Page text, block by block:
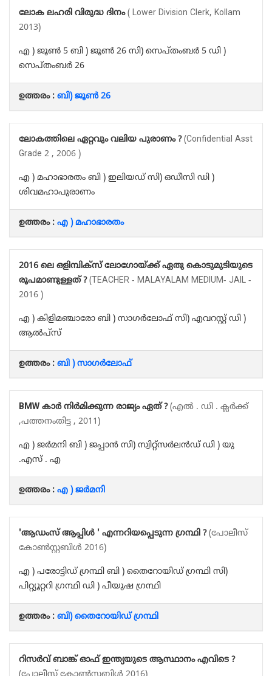
ലോക ലഹരി വിരുദ്ധ ദിനം( Lower Division Clerk, Kollam
2013)
എ ) ജൂൺ 5 ബി ) ജൂൺ 26 സി) സെപ്തംബർ 5 ഡി )
സെപ്തംബർ 26
ഉത്തരം : ബി) ജൂൺ 26
ലോകത്തിലെ ഏറ്റവും വലിയ പുരാണം ?(Confidential Asst
Grade 2 , 2006 )
എ ) മഹാഭാരതം ബി ) ഇലിയഡ് സി) ഒഡീസി ഡി )
ശിവമഹാപുരാണം
ഉത്തരം : എ ) മഹാഭാരതം
2016 ലെ ഒളിമ്പിക്സ് ലോഗോയ്ക്ക് ഏതു കൊടുമുടിയുടെ
രൂപമാണുള്ളത് ?(TEACHER - MALAYALAM MEDIUM- JAIL -
2016 )
എ ) കിളിമഞ്ചാരോ ബി ) സാഗർലോഫ് സി) എവറസ്റ്റ് ഡി )
ആൽപ്സ്
ഉത്തരം : ബി ) സാഗർലോഫ്
BMW കാർ നിർമിക്കുന്ന രാജ്യം ഏത് ?(എൽ . ഡി . ക്ലർക്ക്
,പത്തനംതിട്ട , 2011)
എ ) ജർമനി ബി ) ജപ്പാൻ സി) സ്വിറ്റ്സർലൻഡ് ഡി ) യു
.എസ് . എ
ഉത്തരം : എ ) ജർമനി
'ആഡംസ് ആപ്പിൾ ' എന്നറിയപ്പെടുന്ന ഗ്രന്ഥി ?(പോലീസ്
കോൺസ്റ്റബിൾ 2016)
എ ) പരോട്ടിഡ് ഗ്രന്ഥി ബി ) തൈറോയിഡ് ഗ്രന്ഥി സി)
പിറ്റ്യൂറ്ററി ഗ്രന്ഥി ഡി ) പീയുഷ ഗ്രന്ഥി
ഉത്തരം : ബി) തൈറോയിഡ് ഗ്രന്ഥി
റിസർവ് ബാങ്ക് ഓഫ് ഇന്ത്യയുടെ ആസ്ഥാനം എവിടെ ?